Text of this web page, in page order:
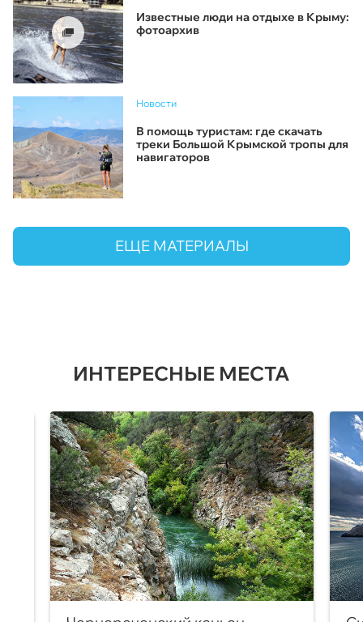
Известные люди на отдыхе в Крыму:
фотоархив
Новости
В помощь туристам: где скачать
треки Большой Крымской тропы для
навигаторов
ЕЩЕ МАТЕРИАЛЫ
ИНТЕРЕСНЫЕ МЕСТА